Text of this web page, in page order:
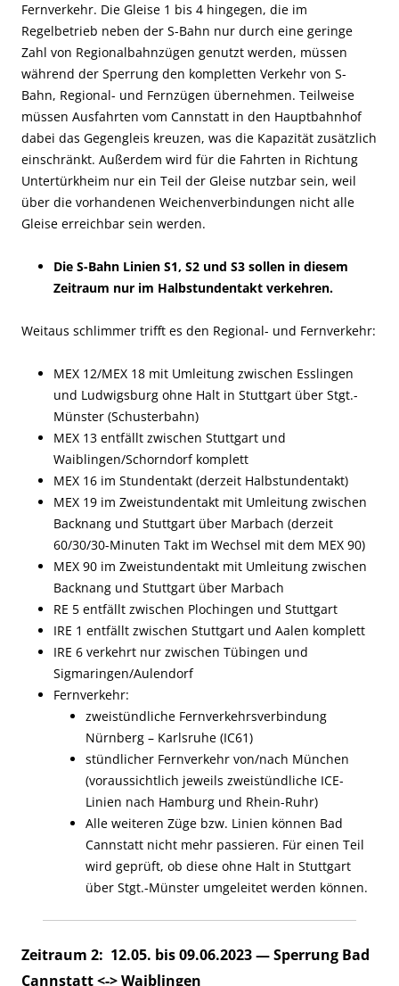
Fernverkehr. Die Gleise 1 bis 4 hingegen, die im
Regelbetrieb neben der S-Bahn nur durch eine geringe
Zahl von Regionalbahnzügen genutzt werden, müssen
während der Sperrung den kompletten Verkehr von S-
Bahn, Regional- und Fernzügen übernehmen. Teilweise
müssen Ausfahrten vom Cannstatt in den Hauptbahnhof
dabei das Gegengleis kreuzen, was die Kapazität zusätzlich
einschränkt. Außerdem wird für die Fahrten in Richtung
Untertürkheim nur ein Teil der Gleise nutzbar sein, weil
über die vorhandenen Weichenverbindungen nicht alle
Gleise erreichbar sein werden.
Die S-Bahn Linien S1, S2 und S3 sollen in diesem
Zeitraum nur im Halbstundentakt verkehren.
Weitaus schlimmer trifft es den Regional- und Fernverkehr:
MEX 12/MEX 18 mit Umleitung zwischen Esslingen
und Ludwigsburg ohne Halt in Stuttgart über Stgt.-
Münster (Schusterbahn)
MEX 13 entfällt zwischen Stuttgart und
Waiblingen/Schorndorf komplett
MEX 16 im Stundentakt (derzeit Halbstundentakt)
MEX 19 im Zweistundentakt mit Umleitung zwischen
Backnang und Stuttgart über Marbach (derzeit
60/30/30-Minuten Takt im Wechsel mit dem MEX 90)
MEX 90 im Zweistundentakt mit Umleitung zwischen
Backnang und Stuttgart über Marbach
RE 5 entfällt zwischen Plochingen und Stuttgart
IRE 1 entfällt zwischen Stuttgart und Aalen komplett
IRE 6 verkehrt nur zwischen Tübingen und
Sigmaringen/Aulendorf
Fernverkehr:
zweistündliche Fernverkehrsverbindung
Nürnberg – Karlsruhe (IC61)
stündlicher Fernverkehr von/nach München
(voraussichtlich jeweils zweistündliche ICE-
Linien nach Hamburg und Rhein-Ruhr)
Alle weiteren Züge bzw. Linien können Bad
Cannstatt nicht mehr passieren. Für einen Teil
wird geprüft, ob diese ohne Halt in Stuttgart
über Stgt.-Münster umgeleitet werden können.
Zeitraum 2: 12.05. bis 09.06.2023 — Sperrung Bad
Cannstatt <-> Waiblingen